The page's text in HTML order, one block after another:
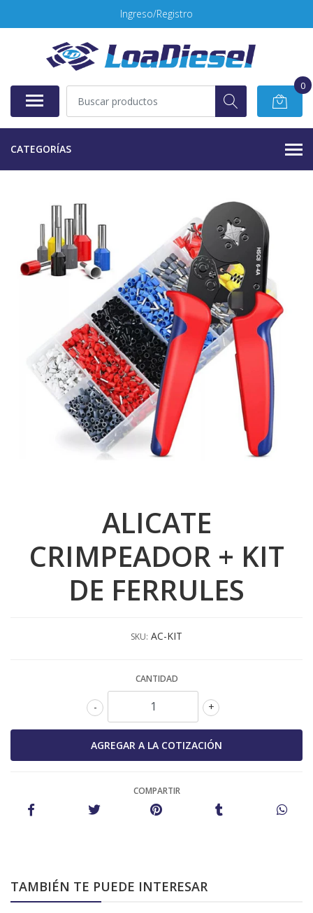
Ingreso/Registro
0
CATEGORÍAS
ALICATE
CRIMPEADOR + KIT
DE FERRULES
SKU: AC-KIT
CANTIDAD
+
-
COMPARTIR
TAMBIÉN TE PUEDE INTERESAR